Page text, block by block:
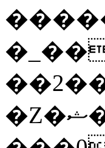
�Z�ޝ��V�}Y�I�ծ�O�����S��]z��w��7�޷�����h���u��7w.ϻ���8X��ͮ�����W�dm�Jߜ��q/>?